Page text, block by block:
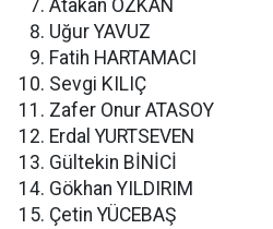
Atakan ÖZKAN
Uğur YAVUZ
Fatih HARTAMACI
Sevgi KILIÇ
Zafer Onur ATASOY
Erdal YURTSEVEN
Gültekin BİNİCİ
Gökhan YILDIRIM
Çetin YÜCEBAŞ